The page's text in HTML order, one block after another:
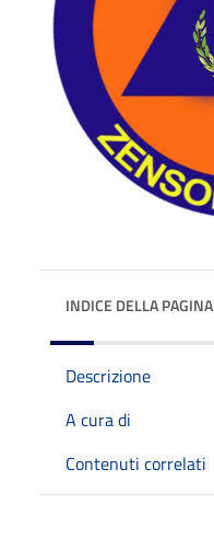
INDICE DELLA PAGINA
Descrizione
A cura di
Contenuti correlati